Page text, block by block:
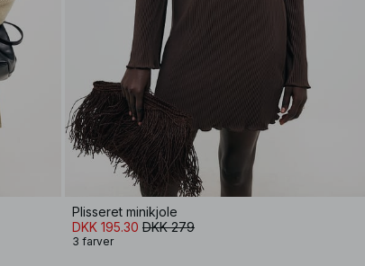
Plisseret minikjole
DKK 195.30 DKK 279
3 farver